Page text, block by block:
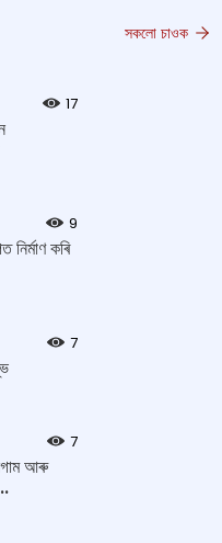
সকলো চাওক
17
9
কৰি
7
7
আৰু